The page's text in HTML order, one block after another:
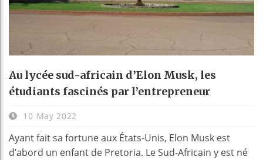
Au lycée sud-africain d’Elon Musk, les
étudiants fascinés par l’entrepreneur
10 May 2022
Ayant fait sa fortune aux États-Unis, Elon Musk est
d’abord un enfant de Pretoria. Le Sud-Africain y est né